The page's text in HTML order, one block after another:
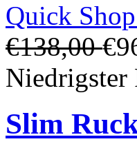
Quick Shop
€138,00
Niedrigster
Slim